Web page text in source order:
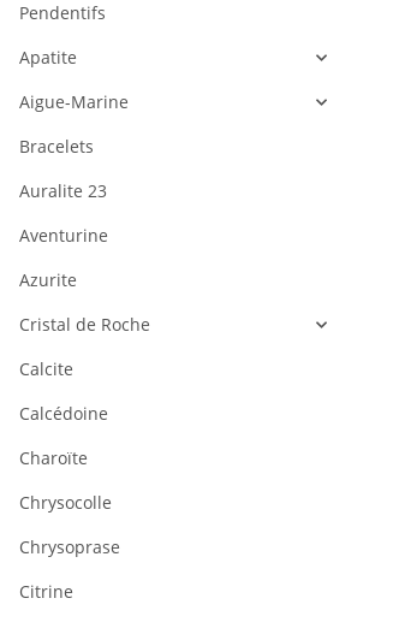
Pendentifs
Apatite
Aigue-Marine
Bracelets
Auralite 23
Aventurine
Azurite
Cristal de Roche
Calcite
Calcédoine
Charoïte
Chrysocolle
Chrysoprase
Citrine